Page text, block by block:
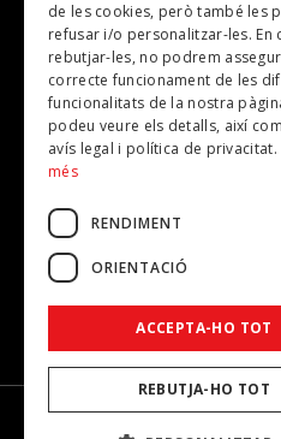
SUBSCRIU-TE A LA NOSTRA
Correu electrònic*
Accepto lapolítica de privacitat
© 2026 - Dona Secret -
de les cookies, però també les
refusar i/o personalitzar-les. En
rebutjar-les, no podrem
correcte funcionament de les
funcionalitats de la nostra
podeu veure els detalls, així
avís legal i política de privacitat.
més
RENDIMENT
ORIENTACIÓ
ACCEPTA-HO TOT
REBUTJA-HO TOT